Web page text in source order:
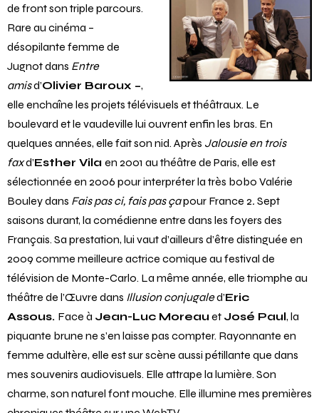
de front son triple parcours.
Rare au cinéma –
désopilante femme de
Jugnot dans Entre
amisd’Olivier Baroux –,
elle enchaîne les projets télévisuels et théâtraux. Le
boulevard et le vaudeville lui ouvrent enfin les bras. En
quelques années, elle fait son nid. Après Jalousie en trois
faxd’Esther Vila en 2001 au théâtre de Paris, elle est
sélectionnée en 2006 pour interpréter la très bobo Valérie
Bouley dans Fais pas ci, fais pas çapour France 2. Sept
saisons durant, la comédienne entre dans les foyers des
Français. Sa prestation, lui vaut d’ailleurs d’être distinguée en
2009 comme meilleure actrice comique au festival de
télévision de Monte-Carlo. La même année, elle triomphe au
théâtre de l’Œuvre dans Illusion conjugaled’Eric
Assous. Face à Jean-Luc Moreauet José Paul, la
piquante brune ne s’en laisse pas compter. Rayonnante en
femme adultère, elle est sur scène aussi pétillante que dans
mes souvenirs audiovisuels. Elle attrape la lumière. Son
charme, son naturel font mouche. Elle illumine mes premières